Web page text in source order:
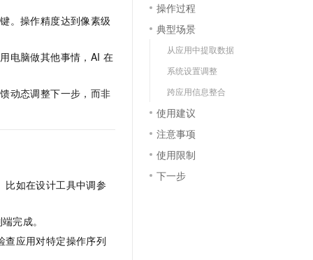
。操作精度达到像素级
电脑做其他事情，AI 在
动态调整下一步，而非
如在设计工具中调参
完成。
应用对特定操作序列
操作过程
典型场景
从应用中提取数据
系统设置调整
跨应用信息整合
使用建议
注意事项
使用限制
下一步